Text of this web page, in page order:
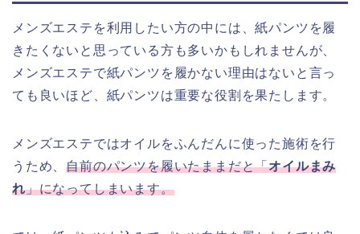
メンズエステを利用したい方の中には、紙パンツを履
きたくないと思っている方も多いかもしれませんが、
メンズエステで紙パンツを履かない理由はないと言っ
ても良いほど、紙パンツは重要な役割を果たします。
メンズエステではオイルをふんだんに使った施術を行
うため、自前のパンツを履いたままだと「オイルまみ
れ」になってしまいます。